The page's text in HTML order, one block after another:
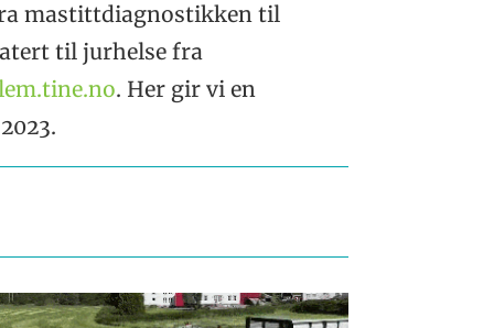
mastittdiagnostikken til
til jurhelse fra
. Her gir vi en